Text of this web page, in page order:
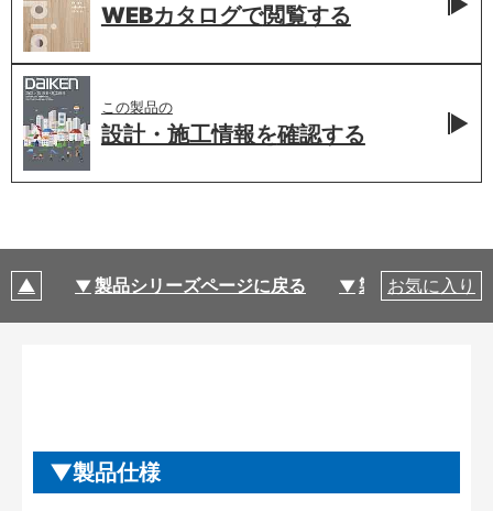
WEBカタログで閲覧する
この製品の
設計・施工情報を確認する
製品シリーズページに戻る 製品仕様
お気に入り
製品仕様